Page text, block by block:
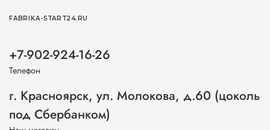
FABRIKA-START24.RU
+7-902-924-16-26
Телефон
г. Красноярск, ул. Молокова, д.60 (цоколь
под Сбербанком)